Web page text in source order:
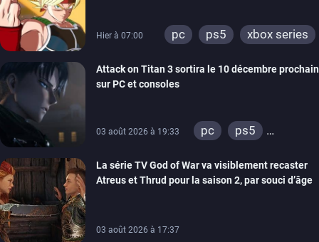
Hier à 07:00 pc ps5 xbox series
Attack on Titan 3 sortira le 10 décembre prochain
sur PC et consoles
03 août 2026 à 19:33 pc
ps5
switch 2
La série TV God of War va visiblement recaster
Atreus et Thrud pour la saison 2, par souci d’âge
03 août 2026 à 17:37